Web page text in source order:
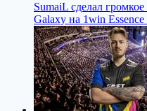
SumaiL сделал
Galaxy на 1win